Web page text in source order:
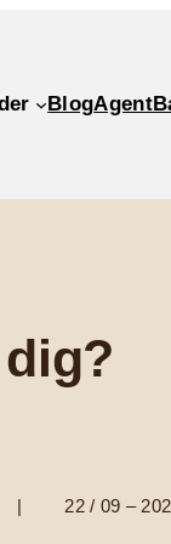
Blog
| 22 / 09 –